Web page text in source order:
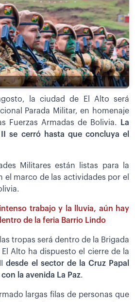
la ciudad de El Alto será
Parada Militar, en homenaje
Fuerzas Armadas de Bolivia.
La
se cerró hasta que concluya el
Militares están listas para la
el marco de las actividades por el
intenso trabajo y la lluvia, aún hay
de la feria Barrio Lindo
tropas será dentro de la Brigada
Alto ha dispuesto el cierre de la
IIdesde el sector de la Cruz Papal
la avenida La Paz.
largas filas de personas que